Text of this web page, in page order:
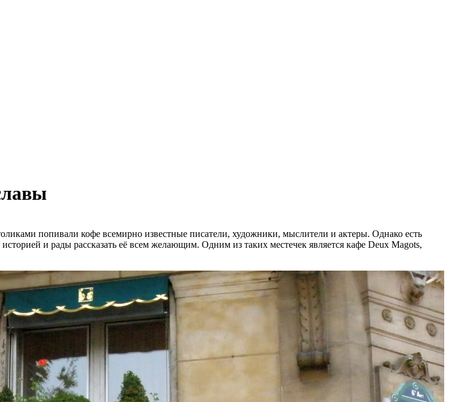
попивали кофе всемирно известные писатели, художники, мыслители и актеры. Однако есть
и рады рассказать её всем желающим. Одним из таких местечек является кафе Deux Magots,